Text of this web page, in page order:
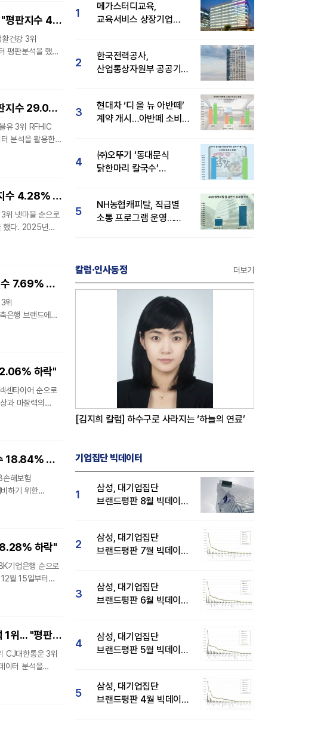
드 빅데이터
아모레퍼시픽, 화장품 상장기업 브랜드평판 1월 빅데이터 분석 1위... "평판지수 4.70% 상승"
건강 3위
줄어들었다.
조원 규모로쏠리드, 통신장비 상장기업 브랜드평판 1월 빅데이터 분석 1위... "평판지수 29.09% 하락"
유 3위 RFHIC
상장기업
다.
크래프톤, 게임 상장기업 브랜드평판 1월 빅데이터 분석 1위... "평판지수 4.28% 하락"
위 넷마블 순으로
로 분석
SBI저축은행, 저축은행 브랜드평판 1월 빅데이터 분석 1위... "평판지수 7.69% 상승"
위
드
2.06% 하락"
센타이어 순으로
어 브랜드
현대해상, 자동차보험 브랜드평판 1월 빅데이터 분석 1위... "평판지수 18.84% 상승"
해보험
하락"
줄어들었다.
지수,
현대글로비스, 항공화물운송 상장기업 브랜드평판 1월 빅데이터 분석 1위... "평판지수 9.92% 상승"
CJ대한통운 3위
지난 12월
1
메가스터디교육,
교육서비스 상장기업
2
한국전력공사,
산업통상자원부 공공기관
3
현대차 ‘디 올 뉴 아반떼’
계약 개시…아반떼 소비자
4
㈜오뚜기 ‘동대문식
닭한마리 칼국수’
5
NH농협캐피탈, 직급별
소통 프로그램 운영…
칼럼·인사동정 더보기
[김지희 칼럼] 하수구로 사라지는 ‘하늘의 연료’
기업집단 빅데이터
1
삼성, 대기업집단
브랜드평판 8월 빅데이터
2
삼성, 대기업집단
브랜드평판 7월 빅데이터
3
삼성, 대기업집단
브랜드평판 6월 빅데이터
4
삼성, 대기업집단
브랜드평판 5월 빅데이터
5
삼성, 대기업집단
브랜드평판 4월 빅데이터